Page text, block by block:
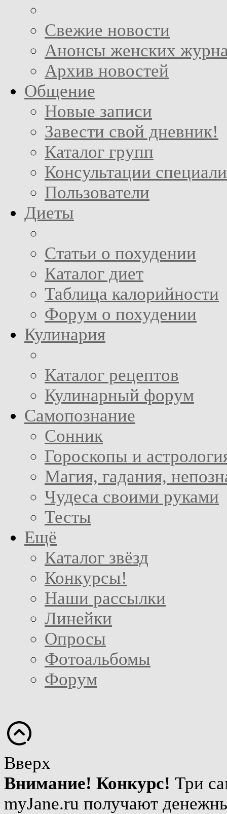
Свежие новости
Анонсы женских
Архив новостей
Общение
Новые записи
Завести свой дневник!
Каталог групп
Консультации
Пользователи
Диеты
Статьи о похудении
Каталог диет
Таблица калорийности
Форум о похудении
Кулинария
Каталог рецептов
Кулинарный форум
Самопознание
Сонник
Гороскопы и
Магия, гадания,
Чудеса своими руками
Тесты
Ещё
Каталог звёзд
Конкурсы!
Наши рассылки
Линейки
Опросы
Фотоальбомы
Форум
Вверх
Внимание! Конкурс! Три
myJane.ru получают